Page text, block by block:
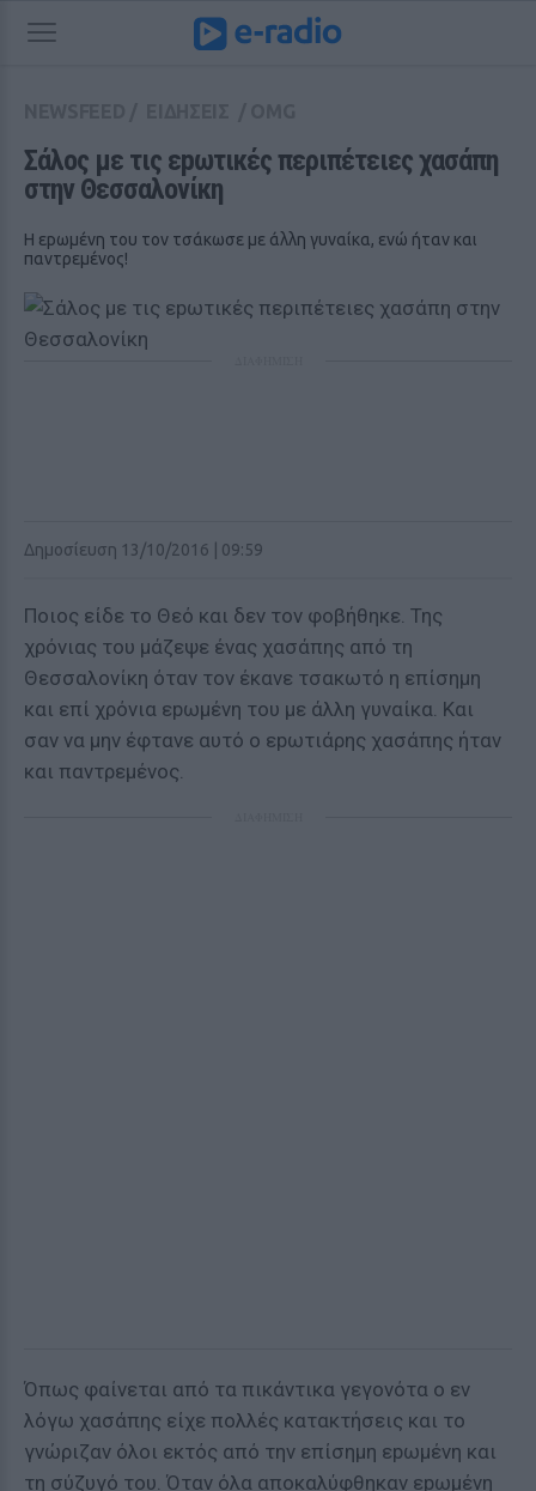
Σάλος με τις εpωτικές περιπέτειες χασάπη
στην Θεσσαλονίκη
Η εpωμένη του τον τσάκωσε με άλλη γυναίκα, ενώ ήταν και
παντρεμένος!
Δημοσίευση 13/10/2016 | 09:59
Ποιος είδε το Θεό και δεν τον φοβήθηκε. Της
χρόνιας του μάζεψε ένας χασάπης από τη
Θεσσαλονίκη όταν τον έκανε τσακωτό η επίσημη
και επί χρόνια εpωμένη του με άλλη γυναίκα. Και
σαν να μην έφτανε αυτό ο εpωτιάρης χασάπης ήταν
και παντρεμένος.
Όπως φαίνεται από τα πικάντικα γεγονότα ο εν
λόγω χασάπης είχε πολλές κατακτήσεις και το
γνώριζαν όλοι εκτός από την επίσημη εpωμένη και
τη σύζυγό του. Όταν όλα αποκαλύφθηκαν εpωμένη